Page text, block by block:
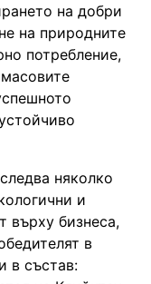
на добри
на природните
потребление,
няколко
и
върху бизнеса,
в
в състав: